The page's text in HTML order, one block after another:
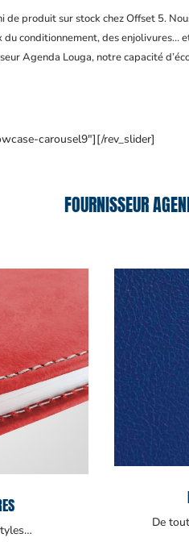
de produit sur stock chez Offset 5.
du conditionnement, des enjolivures…
Agenda Louga, notre capacité
carousel9″][/rev_slider]
FOURNISSEUR
De